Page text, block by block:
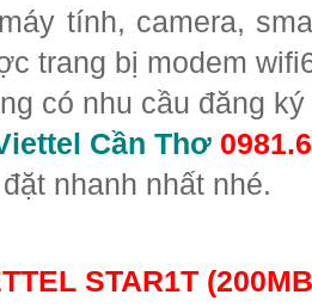
tính, camera,
trang bị modem
có nhu cầu đăng
Cần Thơ
nhanh nhất nhé.
STAR1T